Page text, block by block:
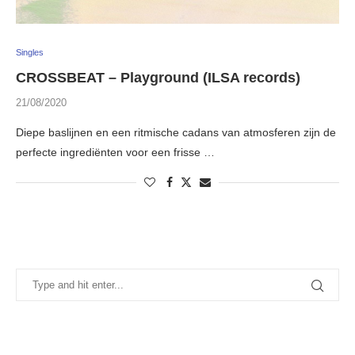
Singles
CROSSBEAT – Playground (ILSA records)
21/08/2020
Diepe baslijnen en een ritmische cadans van atmosferen zijn de
perfecte ingrediënten voor een frisse …